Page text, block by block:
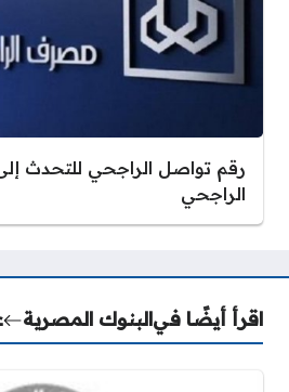
رقم تواصل الراجحي للتحدث
الراجحي
اقرأ أيضًا فيالبنوك المصرية